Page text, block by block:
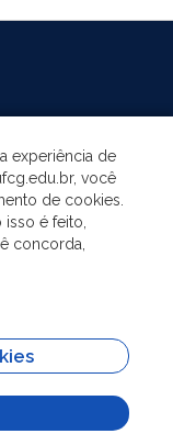
experiência de
você
de cookies.
é feito,
concorda,